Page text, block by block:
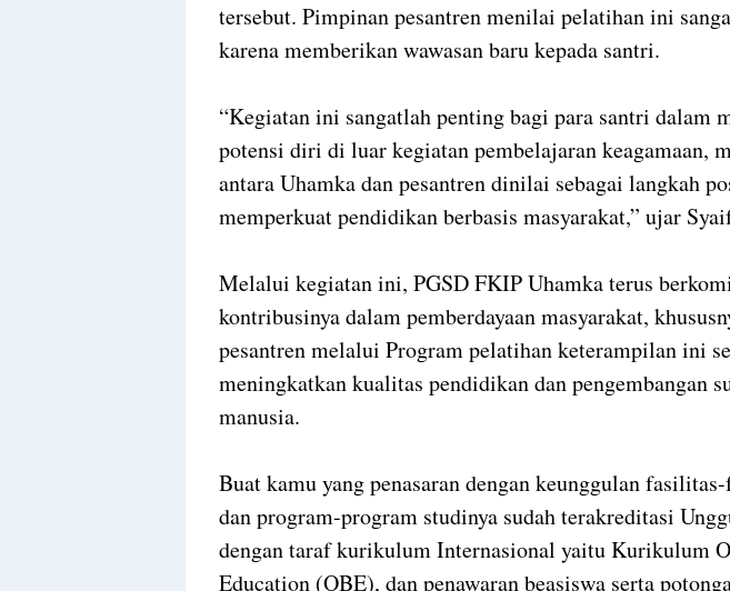
tersebut. Pimpinan pesantren menilai pelatihan ini
karena memberikan wawasan baru kepada santri.
“Kegiatan ini sangatlah penting bagi para santri dalam
potensi diri di luar kegiatan pembelajaran keagamaan,
antara Uhamka dan pesantren dinilai sebagai langkah
memperkuat pendidikan berbasis masyarakat,” ujar
Melalui kegiatan ini, PGSD FKIP Uhamka terus
kontribusinya dalam pemberdayaan masyarakat,
pesantren melalui Program pelatihan keterampilan ini
meningkatkan kualitas pendidikan dan pengembangan
manusia.
Buat kamu yang penasaran dengan keunggulan
dan program-program studinya sudah terakreditasi
dengan taraf kurikulum Internasional yaitu Kurikulum
Education (OBE), dan penawaran beasiswa serta